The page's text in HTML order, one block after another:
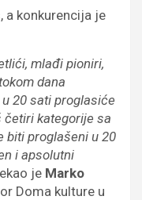
a konkurencija je
mlađi pioniri,
dana
20 sati proglasiće
četiri kategorije sa
biti proglašeni u 20
i apsolutni
je Marko
Doma kulture u